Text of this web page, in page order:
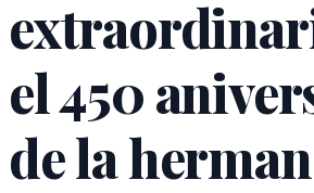
el 450
de la